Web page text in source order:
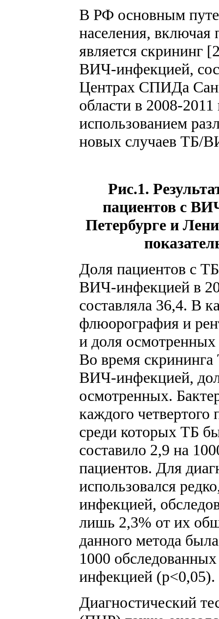
В РФ основным
населения,
является скрининг
ВИЧ-инфекцией,
Центрах СПИДа
области в 2008-
использованием
новых случаев ТБ/
Рис.1.
пациентов с
Петербурге и
Доля пациентов с
ВИЧ-инфекцией в
составляла 36,4. В
флюорография и
и доля
Во время
ВИЧ-инфекцией,
осмотренных.
каждого
среди которых ТБ
составило 2,9 на
пациентов. Для
использовался
инфекцией,
лишь 2,3% от их
данного метода
1000
инфекцией (p<0,05).
Диагностический